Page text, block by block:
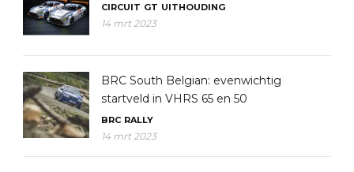
CIRCUIT GT UITHOUDING
14 mrt 2023
BRC South Belgian: evenwichtig
startveld in VHRS 65 en 50
BRC RALLY
14 mrt 2023